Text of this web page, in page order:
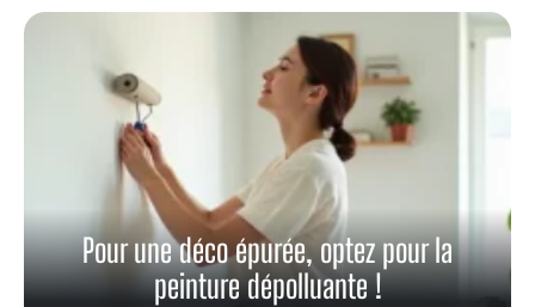
Pour une déco épurée, optez pour la
peinture dépolluante !